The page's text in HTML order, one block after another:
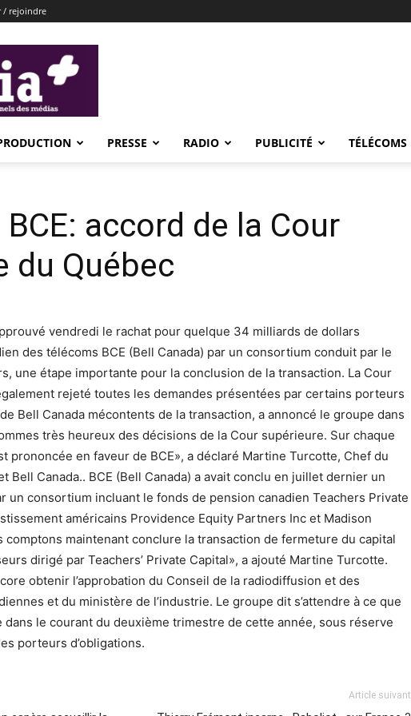
/ rejoindre
PRESSE RADIO PUBLICITÉ TÉLÉCOMS
accord de la Cour
du Québec
vendredi le rachat pour quelque 34 milliards de dollars
des télécoms BCE (Bell Canada) par un consortium conduit par le
une étape importante pour la conclusion de la transaction. La Cour
rejeté toutes les demandes présentées par certains porteurs
Bell Canada mécontents de la transaction, a annoncé le groupe dans
très heureux des décisions de la Cour supérieure. Sur chaque
prononcée en faveur de BCE», a déclaré Martine Turcotte, Chef du
Bell Canada.. BCE (Bell Canada) a avait conclu en juillet dernier un
un consortium incluant le fonds de pension canadien Teachers Private
américains Providence Equity Partners Inc et Madison
comptons maintenant conclure la transaction de fermeture du capital
dirigé par Teachers’ Private Capital», a ajouté Martine Turcotte.
obtenir l’approbation du Conseil de la radiodiffusion et des
et du ministère de l’industrie. Le groupe dit s’attendre à ce que
dans le courant du deuxième trimestre de cette année, sous réserve
porteurs d’obligations.
Article suivant